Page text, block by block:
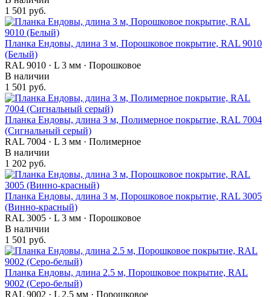
1 501 руб.
Планка Ендовы, длина 3 м, Порошковое покрытие, RAL 9010
(Белый)
RAL 9010 · L 3 мм · Порошковое
В наличии
1 501 руб.
Планка Ендовы, длина 3 м, Полимерное покрытие, RAL 7004
(Сигнальный серый)
RAL 7004 · L 3 мм · Полимерное
В наличии
1 202 руб.
Планка Ендовы, длина 3 м, Порошковое покрытие, RAL 3005
(Винно-красный)
RAL 3005 · L 3 мм · Порошковое
В наличии
1 501 руб.
Планка Ендовы, длина 2.5 м, Порошковое покрытие, RAL
9002 (Серо-белый)
RAL 9002 · L 2.5 мм · Порошковое